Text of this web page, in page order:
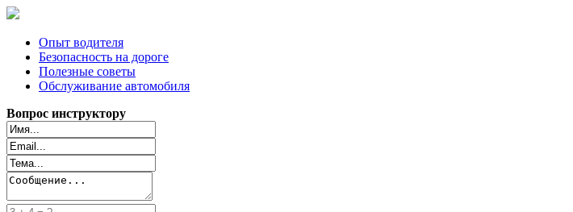
Опыт водителя
Безопасность на дороге
Полезные советы
Обслуживание автомобиля
Вопрос инструктору